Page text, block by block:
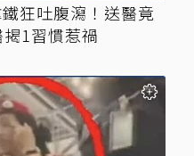
狂吐腹瀉！送醫竟
1習慣惹禍